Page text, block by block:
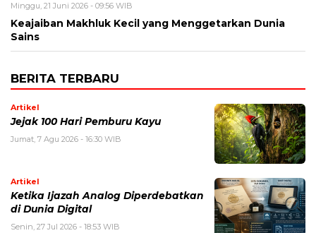
Minggu, 21 Juni 2026 - 09:56 WIB
Keajaiban Makhluk Kecil yang Menggetarkan Dunia
Sains
BERITA TERBARU
Artikel
Jejak 100 Hari Pemburu Kayu
Jumat, 7 Agu 2026 - 16:30 WIB
Artikel
Ketika Ijazah Analog Diperdebatkan
di Dunia Digital
Senin, 27 Jul 2026 - 18:53 WIB